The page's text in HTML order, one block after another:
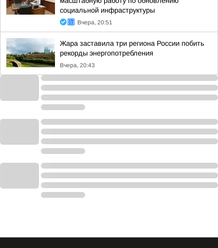
социальной инфраструктуры
Вчера, 20:51
Жара заставила три региона России побить
рекорды энергопотребления
Вчера, 20:43